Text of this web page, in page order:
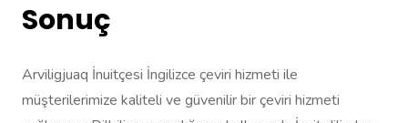
Sonuç
Arviligjuaq İnuitçesi İngilizce çeviri hizmeti ile
müşterilerimize kaliteli ve güvenilir bir çeviri hizmeti